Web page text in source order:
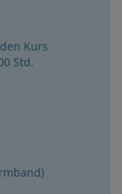
Kurs
Std.